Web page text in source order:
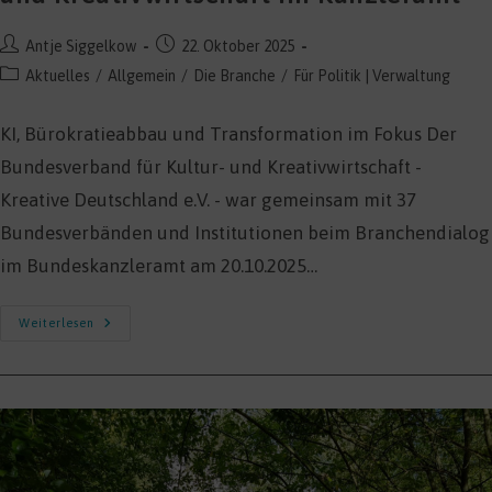
Beitrags-
Autor:
Antje Siggelkow
Beitrag
veröffentlicht:
22. Oktober 2025
Beitrags-
Aktuelles / Allgemein / Die Branche / Für Politik | Verwaltung
KI, Bürokratieabbau und Transformation im Fokus Der
Bundesverband für Kultur- und Kreativwirtschaft -
Kreative Deutschland e.V. - war gemeinsam mit 37
Bundesverbänden und Institutionen beim Branchendialog
im Bundeskanzleramt am 20.10.2025…
Weiterlesen
Spitzentreffen
Kreativwirtschaft
Im
Kanzleramt